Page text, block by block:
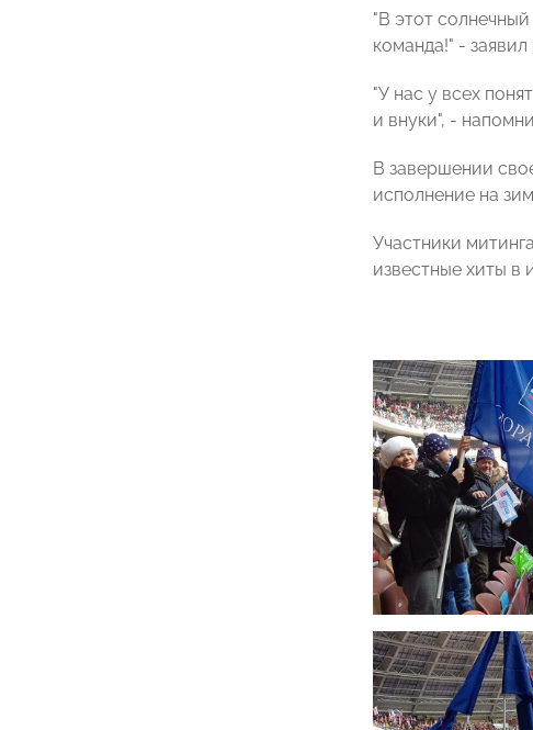
"В этот
команда!" - заявил
"У нас у всех
и внуки", -
В завершении
исполнение на
Участники
известные хиты в